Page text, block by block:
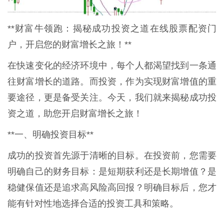
**财富牛领跑：揭秘成功投资之道在线股票配资门
户，开启您的财富增长之旅！**
在快速变化的经济环境中，每个人都渴望找到一条通
往财富增长的道路。而投资，作为实现财富增值的重
要途径，更是备受关注。今天，我们就来揭秘成功投
资之道，助您开启财富增长之旅！
**一、明确投资目标**
成功的投资首先源于清晰的目标。在投资前，您需要
明确自己的财务目标：是短期获利还是长期增值？是
稳健保值还是追求高风险高回报？明确目标后，您才
能有针对性地选择合适的投资工具和策略。